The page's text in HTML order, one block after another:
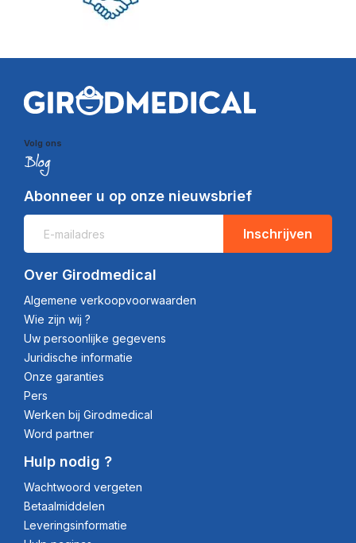
Volg ons
Abonneer u op onze nieuwsbrief
Inschrijven
Over Girodmedical
Algemene verkoopvoorwaarden
Wie zijn wij ?
Uw persoonlijke gegevens
Juridische informatie
Onze garanties
Pers
Werken bij Girodmedical
Word partner
Hulp nodig ?
Wachtwoord vergeten
Betaalmiddelen
Leveringsinformatie